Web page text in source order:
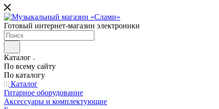
Готовый интернет-магазин электроники
Каталог
По всему сайту
По каталогу
Каталог
Гитарное оборудование
Аксессуары и комплектующие